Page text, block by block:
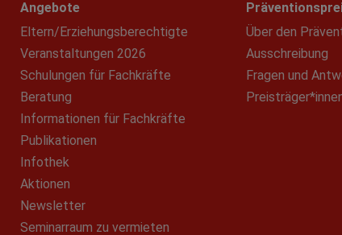
Angebote
Eltern/Erziehungsberechtigte
Veranstaltungen 2026
Schulungen für Fachkräfte
Beratung
Informationen für Fachkräfte
Publikationen
Infothek
Aktionen
Newsletter
Seminarraum zu vermieten
Über den
Ausschreibung
Fragen und